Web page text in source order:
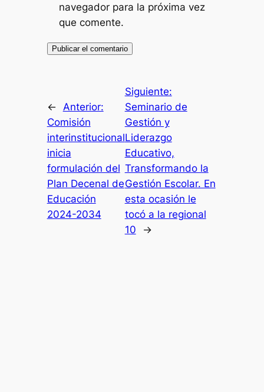
navegador para la próxima vez
que comente.
←
Anterior:
Comisión
interinstitucional
inicia
formulación del
Plan Decenal de
Educación
2024-2034
Siguiente:
Seminario de
Gestión y
Liderazgo
Educativo,
Transformando la
Gestión Escolar. En
esta ocasión le
tocó a la regional
10
→